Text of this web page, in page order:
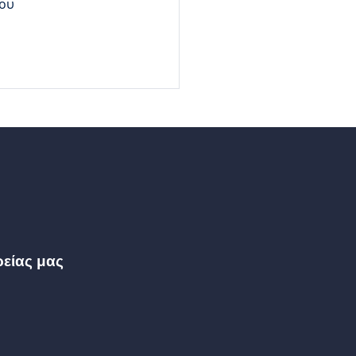
μας